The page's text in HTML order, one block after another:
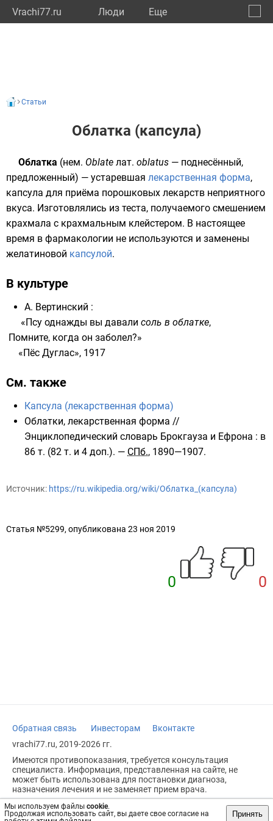
Vrachi77.ru Люди Eще
Мы используем файлы cookie.
Продолжая использовать сайт, вы даете свое согласие на
Принять
Статьи
Облатка (капсула)
Облатка (нем. Oblate лат. oblatus — поднесённый,
предложенный) — устаревшая лекарственная форма,
капсула для приёма порошковых лекарств неприятного
вкуса. Изготовлялись из теста, получаемого смешением
крахмала с крахмальным клейстером. В настоящее
время в фармакологии не используются и заменены
желатиновой капсулой.
В культуре
А. Вертинский :
«Псу однажды вы давали соль в облатке,
Помните, когда он заболел?»
«Пёс Дуглас», 1917
См. также
Капсула (лекарственная форма)
Облатки, лекарственная форма //
Энциклопедический словарь Брокгауза и Ефрона : в
86 т. (82 т. и 4 доп.). — СПб., 1890—1907.
Источник: https://ru.wikipedia.org/wiki/Облатка_(капсула)
Статья №5299, опубликована 23 ноя 2019
0 0
Обратная связь Инвесторам
Вконтакте
vrachi77.ru, 2019-2026 гг.
Имеются противопоказания, требуется консультация
специалиста. Информация, представленная на сайте, не
может быть использована для постановки диагноза,
назначения лечения и не заменяет прием врача.
Возрастное ограничение: 18+